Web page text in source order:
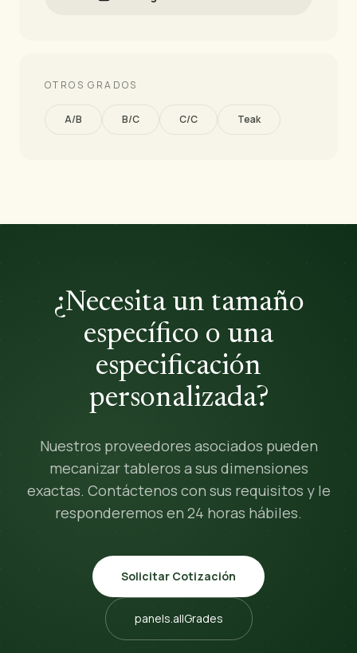
OTROS GRADOS
A/B B/C C/C Teak
¿Necesita un tamaño
específico o una
especificación
personalizada?
Nuestros proveedores asociados pueden
mecanizar tableros a sus dimensiones
exactas. Contáctenos con sus requisitos y le
responderemos en 24 horas hábiles.
Solicitar Cotización
panels.allGrades